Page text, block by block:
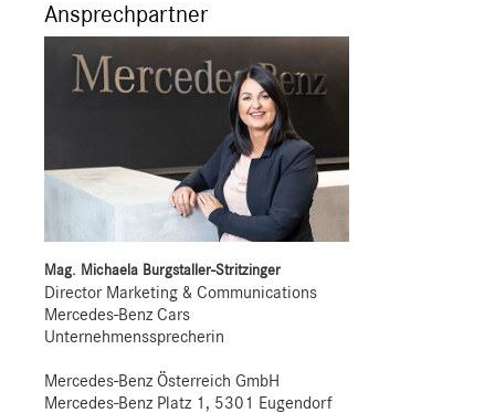
Ansprechpartner
Mag. Michaela Burgstaller-Stritzinger
Director Marketing & Communications
Mercedes-Benz Cars
Unternehmenssprecherin
Mercedes-Benz Österreich GmbH
Mercedes-Benz Platz 1, 5301 Eugendorf